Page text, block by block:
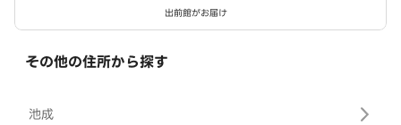
出前館がお届け
その他の住所から探す
池成